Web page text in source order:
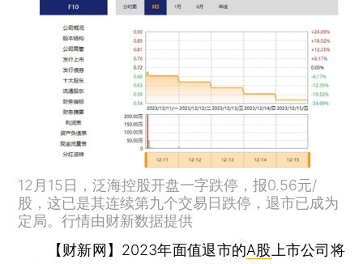
12月15日，泛海控股开盘一字跌停，报0.56元/
股，这已是其连续第九个交易日跌停，退市已成为
定局。行情由财新数据提供
【财新网】 2023年面值退市的A股 上市公司将